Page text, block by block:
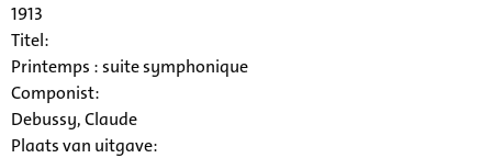
1913
Titel:
Printemps : suite symphonique
Componist:
Debussy, Claude
Plaats van uitgave: